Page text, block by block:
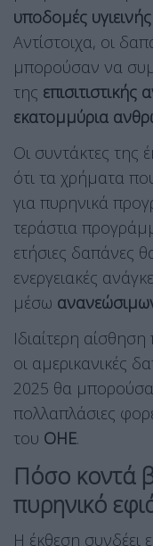
υποδομές υγιεινής
Αντίστοιχα, οι
μπορούσαν να
της επισιτιστικής
εκατομμύρια
Οι συντάκτες της
ότι τα χρήματα
για πυρηνικά
τεράστια
ετήσιες δαπάνες
ενεργειακές
μέσω
Ιδιαίτερη
οι αμερικανικές
2025 θα
πολλαπλάσιες
του ΟΗΕ.
Πόσο κοντά
πυρηνικό
Η έκθεση συνδέει